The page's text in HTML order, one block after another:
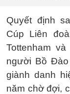
Quyết định
Cúp Liên
Tottenham
người Bồ
giành danh
năm chờ đợi,